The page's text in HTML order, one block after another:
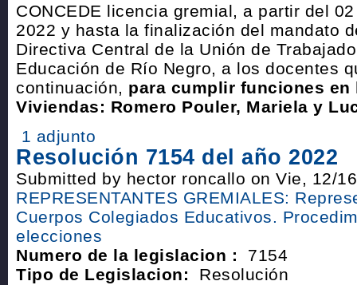
CONCEDE licencia gremial, a partir del
2022 y hasta la finalización del mandato
Directiva Central de la Unión de
Educación de Río Negro, a los docentes
continuación, para cumplir funciones en
Viviendas: Romero Pouler, Mariela y
1 adjunto
Resolución 7154 del año 2022
Submitted by hector roncallo on Vie, 12/
REPRESENTANTES GREMIALES:
Cuerpos Colegiados Educativos.
elecciones
Numero de la legislacion :
7154
Tipo de Legislacion:
Resolución